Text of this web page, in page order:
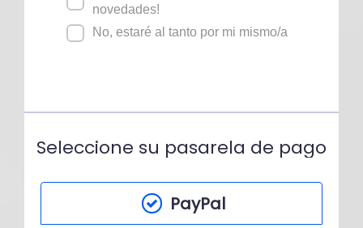
novedades!
No, estaré al tanto por mi mismo/a
Seleccione su pasarela de pago
PayPal